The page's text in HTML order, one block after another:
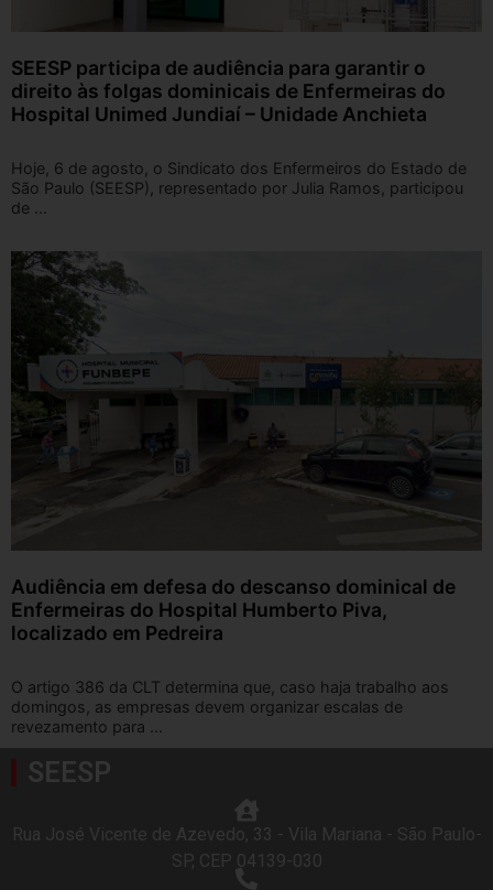
SEESP participa de audiência para garantir o
direito às folgas dominicais de Enfermeiras do
Hospital Unimed Jundiaí – Unidade Anchieta
Hoje, 6 de agosto, o Sindicato dos Enfermeiros do Estado de
São Paulo (SEESP), representado por Julia Ramos, participou
de ...
Audiência em defesa do descanso dominical de
Enfermeiras do Hospital Humberto Piva,
localizado em Pedreira
O artigo 386 da CLT determina que, caso haja trabalho aos
domingos, as empresas devem organizar escalas de
revezamento para ...
SEESP
Rua José Vicente de Azevedo, 33 - Vila Mariana - São Paulo-
SP, CEP 04139-030